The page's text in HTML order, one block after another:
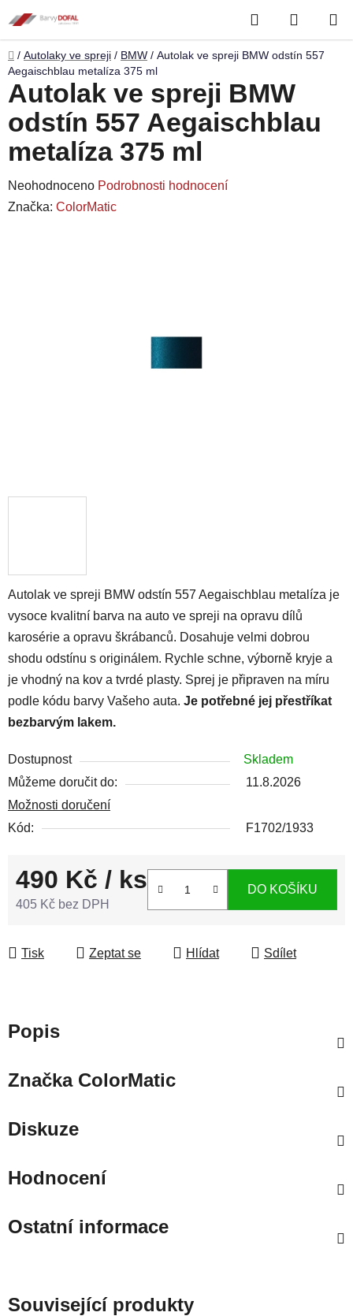
na
obsah
Hledat
KOŠÍK
Domů
/ Autolaky ve spreji / BMW / Autolak ve spreji BMW odstín 557
Aegaischblau metalíza 375 ml
Autolak ve spreji BMW odstín 557 Aegaischblau metalíza je
vysoce kvalitní barva na auto ve spreji na opravu dílů
karosérie a opravu škrábanců. Dosahuje velmi dobrou
shodu odstínu s originálem. Rychle schne, výborně kryje a
je vhodný na kov a tvrdé plasty. Sprej je připraven na míru
podle kódu barvy Vašeho auta. Je potřebné jej přestříkat
bezbarvým lakem.
Dostupnost
Skladem
Můžeme doručit do:
11.8.2026
Možnosti doručení
Kód:
F1702/1933
490 Kč / ks
405 Kč bez DPH
DO KOŠÍKU
Tisk Zeptat se Hlídat Sdílet
Autolak ve spreji BMW
odstín 557 Aegaischblau
metalíza 375 ml
Průměrné
hodnocení
Neohodnoceno Podrobnosti hodnocení
Značka: ColorMatic
Popis
ZnačkaColorMatic
Diskuze
Hodnocení
Ostatní informace
Související produkty